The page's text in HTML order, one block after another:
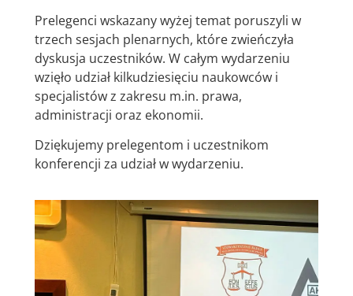
Prelegenci wskazany wyżej temat poruszyli w
trzech sesjach plenarnych, które zwieńczyła
dyskusja uczestników. W całym wydarzeniu
wzięło udział kilkudziesięciu naukowców i
specjalistów z zakresu m.in. prawa,
administracji oraz ekonomii.
Dziękujemy prelegentom i uczestnikom
konferencji za udział w wydarzeniu.